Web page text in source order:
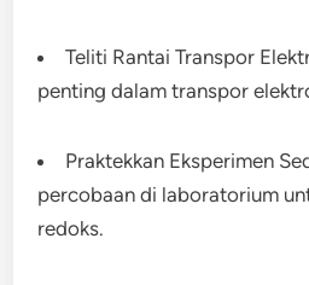
Teliti Rantai Transpor
penting dalam transpor
Praktekkan Eksperimen
percobaan di laboratorium
redoks.